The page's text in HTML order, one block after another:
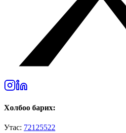
Холбоо барих:
Утас: 72125522